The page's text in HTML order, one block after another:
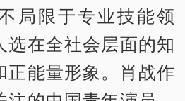
局限于专业技能领
选在全社会层面的知
正能量形象。肖战作